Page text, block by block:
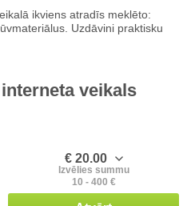
ikviens atradīs meklēto:
Uzdāvini praktisku
veikals
€ 20.00
Izvēlies summu
10 - 400 €